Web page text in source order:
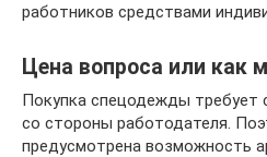
работников средствами
Цена вопроса или как
Покупка спецодежды требует
со стороны работодателя.
предусмотрена возможность